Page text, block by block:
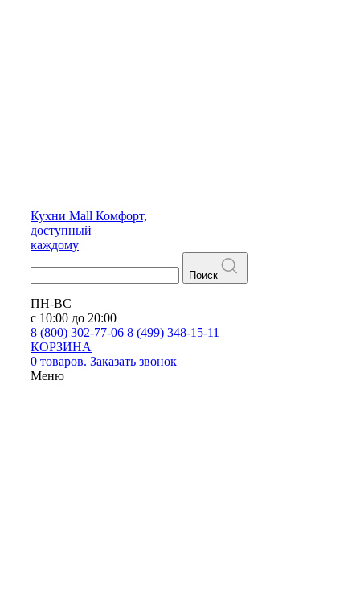
Кухни Mall Комфорт,
доступный
каждому
Поиск
ПН-ВС
с 10:00 до 20:00
8 (800) 302-77-06 8 (499) 348-15-11
КОРЗИНА
0 товаров. Заказать звонок
Меню